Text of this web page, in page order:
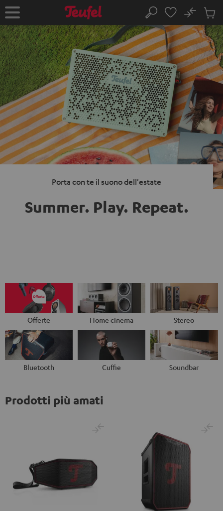
AL
Pagina
iniziale
Cerca
No
nel
Porta con te il suono dell'estate
Summer. Play. Repeat.
Offerte Home cinema Stereo
Bluetooth Cuffie Soundbar
Prodotti più amati